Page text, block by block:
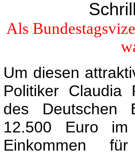
Als
Um diesen
Politiker Claudia
des Deutschen
12.500 Euro
Einkommen